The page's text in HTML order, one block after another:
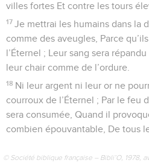
villes fortes Et contre les tours
17 Je mettrai les humains dans la
comme des aveugles, Parce
l’Éternel ; Leur sang sera
leur chair comme de l’ordure.
18 Ni leur argent ni leur or ne
courroux de l’Éternel ; Par le feu
sera consumée, Quand il
combien épouvantable, De tous
© Société biblique française – Bibli’O, 1978,